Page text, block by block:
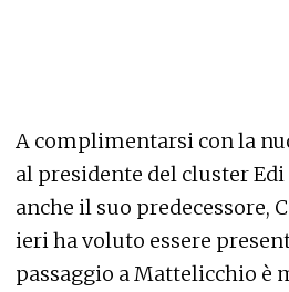
A complimentarsi con la
al presidente del cluster Edi
anche il suo predecessore,
ieri ha voluto essere
passaggio a Mattelicchio è